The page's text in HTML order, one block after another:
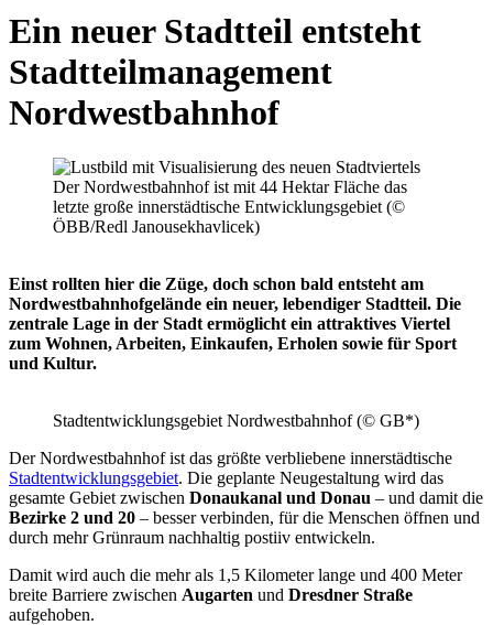
Ein neuer Stadtteil entsteht
Stadtteilmanagement
Nordwestbahnhof
Der Nordwestbahnhof ist mit 44 Hektar Fläche das
letzte große innerstädtische Entwicklungsgebiet (©
ÖBB/Redl Janousekhavlicek)
Einst rollten hier die Züge, doch schon bald entsteht am
Nordwestbahnhofgelände ein neuer, lebendiger Stadtteil. Die
zentrale Lage in der Stadt ermöglicht ein attraktives Viertel
zum Wohnen, Arbeiten, Einkaufen, Erholen sowie für Sport
und Kultur.
Stadtentwicklungsgebiet Nordwestbahnhof (© GB*)
Der Nordwestbahnhof ist das größte verbliebene innerstädtische
Stadtentwicklungsgebiet. Die geplante Neugestaltung wird das
gesamte Gebiet zwischen Donaukanal und Donau – und damit die
Bezirke 2 und 20 – besser verbinden, für die Menschen öffnen und
durch mehr Grünraum nachhaltig postiiv entwickeln.
Damit wird auch die mehr als 1,5 Kilometer lange und 400 Meter
breite Barriere zwischen Augarten und Dresdner Straße
aufgehoben.